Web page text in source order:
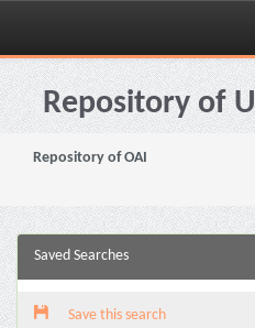
Skip
navigationRepository of
Repository of OAI
Saved Searches
Save this search